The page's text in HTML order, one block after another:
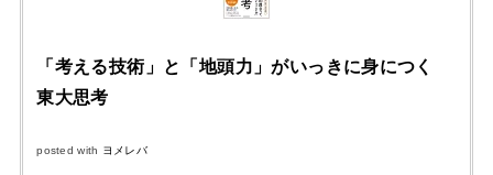
「考える技術」と「地頭力」がいっきに身につく
東大思考
posted with ヨメレバ